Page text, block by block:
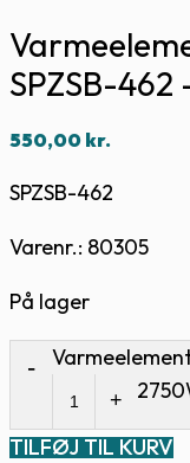
SPZSB-462
550,00 kr.
SPZSB-462
Varenr.: 80305
På lager
TILFØJ TIL KURV